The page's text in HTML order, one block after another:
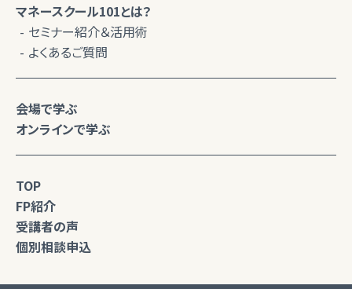
マネースクール101とは？
セミナー紹介＆活用術
よくあるご質問
会場で学ぶ
オンラインで学ぶ
TOP
FP紹介
受講者の声
個別相談申込